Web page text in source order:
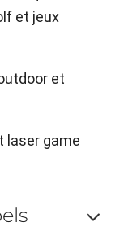
et jeux
et
laser game